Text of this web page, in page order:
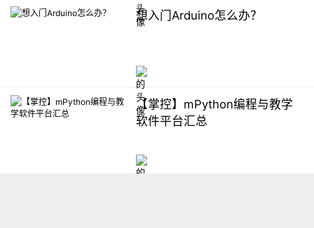
想入门Arduino怎么办？
【掌控】mPython编程与教学
软件平台汇总